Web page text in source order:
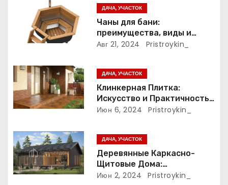
и
с
м
ДАЧА, УЧАСТОК
Чаны для бани:
преимущества, виды и
особенности
Авг 21, 2024 Pristroykin_
ДАЧА, УЧАСТОК
Клинкерная Плитка:
Искусство и Практичность
в Одном Материале
Июн 6, 2024 Pristroykin_
ДАЧА, УЧАСТОК
Деревянные Каркасно-
Щитовые Дома:
Экологичность и
Июн 2, 2024 Pristroykin_